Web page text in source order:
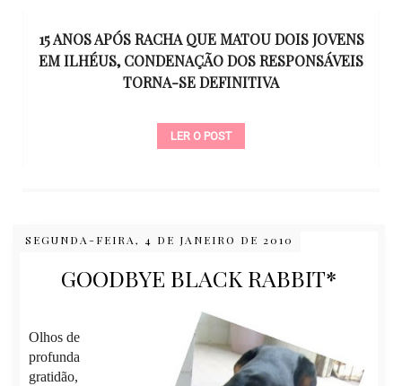
15 ANOS APÓS RACHA QUE MATOU DOIS JOVENS
EM ILHÉUS, CONDENAÇÃO DOS RESPONSÁVEIS
TORNA-SE DEFINITIVA
LER O POST
SEGUNDA-FEIRA, 4 DE JANEIRO DE 2010
GOODBYE BLACK RABBIT*
Olhos de
profunda
gratidão,